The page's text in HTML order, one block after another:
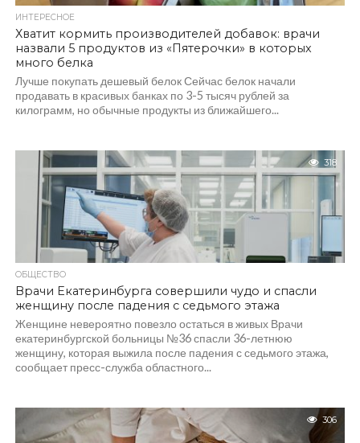
ИНТЕРЕСНОЕ
Хватит кормить производителей добавок: врачи
назвали 5 продуктов из «Пятерочки» в которых
много белка
Лучше покупать дешевый белок Сейчас белок начали
продавать в красивых банках по 3-5 тысяч рублей за
килограмм, но обычные продукты из ближайшего...
318
ОБЩЕСТВО
Врачи Екатеринбурга совершили чудо и спасли
женщину после падения с седьмого этажа
Женщине невероятно повезло остаться в живых Врачи
екатеринбургской больницы №36 спасли 36-летнюю
женщину, которая выжила после падения с седьмого этажа,
сообщает пресс-служба областного...
306